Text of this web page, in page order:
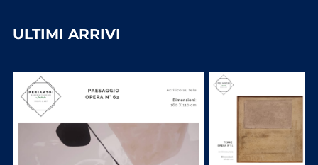
ULTIMI ARRIVI